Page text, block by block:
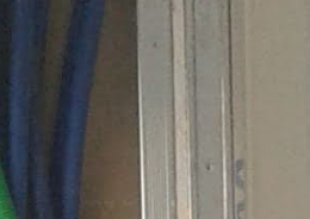
dépannage création